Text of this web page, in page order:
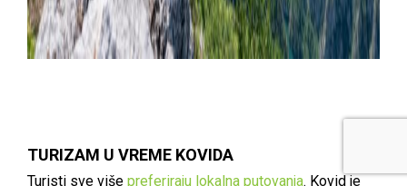
TURIZAM U VREME KOVIDA
Turisti sve više preferiraju lokalna putovanja. Kovid je